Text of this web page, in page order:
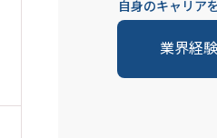
自身のキャリア
業界経